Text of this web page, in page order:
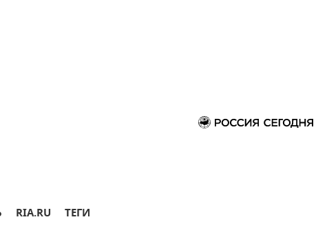
RIA.RU ТЕГИ